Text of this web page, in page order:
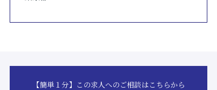
【簡単１分】この求人へのご相談はこちらから